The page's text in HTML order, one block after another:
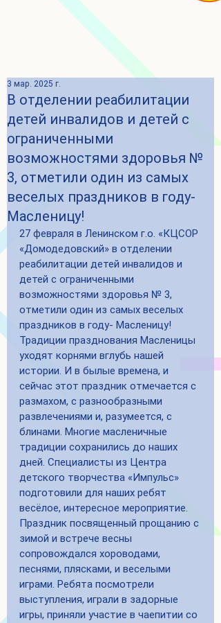
В отделении реабилитации
детей инвалидов и детей с
ограниченными
возможностями здоровья №
3, отметили один из самых
веселых праздников в году-
Масленицу!
3 мар. 2025 г.
27 февраля в Ленинском г.о. «КЦСОР
«Домодедовский» в отделении
реабилитации детей инвалидов и
детей с ограниченными
возможностями здоровья № 3,
отметили один из самых веселых
праздников в году- Масленицу!
Традиции празднования Масленицы
уходят корнями вглубь нашей
истории. И в былые времена, и
сейчас этот праздник отмечается с
размахом, с разнообразными
развлечениями и, разумеется, с
блинами. Многие масленичные
традиции сохранились до наших
дней. Специалисты из Центра
детского творчества «Импульс»
подготовили для наших ребят
весёлое, интересное мероприятие.
Праздник посвященный прощанию с
зимой и встрече весны
сопровождался хороводами,
песнями, плясками, и веселыми
играми. Ребята посмотрели
выступления, играли в задорные
игры, приняли участие в чаепитии со